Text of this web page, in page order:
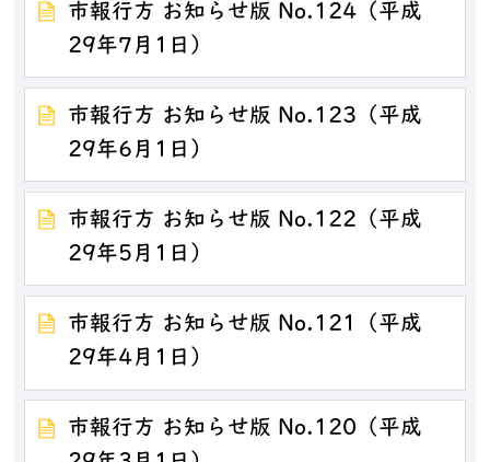
市報行方 お知らせ版 No.124（平成
29年7月1日）
市報行方 お知らせ版 No.123（平成
29年6月1日）
市報行方 お知らせ版 No.122（平成
29年5月1日）
市報行方 お知らせ版 No.121（平成
29年4月1日）
市報行方 お知らせ版 No.120（平成